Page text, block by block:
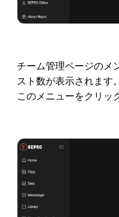
チーム管理ページのメ
スト数が表示されます。
このメニューをクリッ